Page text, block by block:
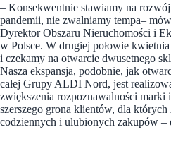
– Konsekwentnie stawiamy na
pandemii, nie zwalniamy tempa–
Dyrektor Obszaru Nieruchomości i
w Polsce. W drugiej połowie
i czekamy na otwarcie dwusetnego
Nasza ekspansja, podobnie, jak
całej Grupy ALDI Nord, jest
zwiększenia rozpoznawalności marki
szerszego grona klientów, dla
codziennych i ulubionych zakupów –